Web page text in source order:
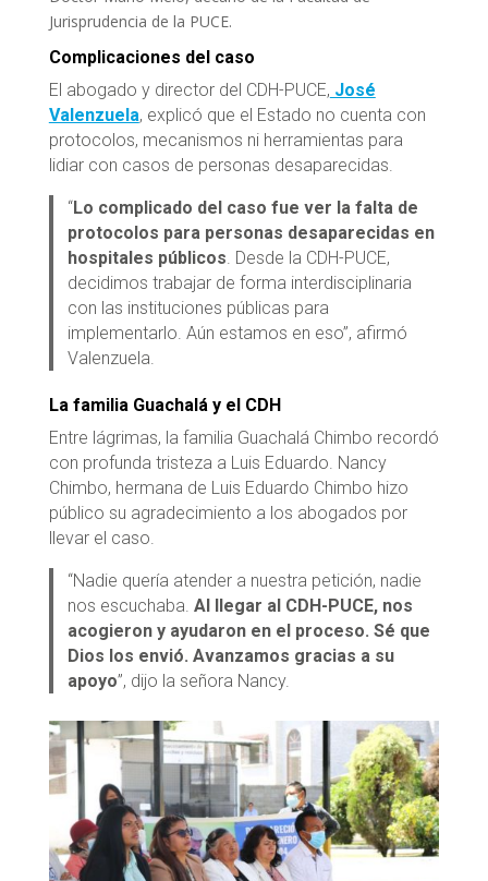
Jurisprudencia de la PUCE.
Complicaciones del caso
El abogado y director del CDH-PUCE, José
Valenzuela, explicó que el Estado no cuenta con
protocolos, mecanismos ni herramientas para
lidiar con casos de personas desaparecidas.
“Lo complicado del caso fue ver la falta de
protocolos para personas desaparecidas en
hospitales públicos. Desde la CDH-PUCE,
decidimos trabajar de forma interdisciplinaria
con las instituciones públicas para
implementarlo. Aún estamos en eso”, afirmó
Valenzuela.
La familia Guachalá y el CDH
Entre lágrimas, la familia Guachalá Chimbo recordó
con profunda tristeza a Luis Eduardo. Nancy
Chimbo, hermana de Luis Eduardo Chimbo hizo
público su agradecimiento a los abogados por
llevar el caso.
“Nadie quería atender a nuestra petición, nadie
nos escuchaba.Al llegar al CDH-PUCE, nos
acogieron y ayudaron en el proceso. Sé que
Dios los envió. Avanzamos gracias a su
apoyo”, dijo la señora Nancy.